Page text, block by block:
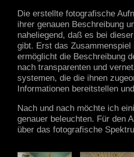
Die erstellte fotografische
ihrer genauen Beschreibung
naheliegend, daß es bei
gibt. Erst das
ermöglicht die Beschreibung
nach transparenten und
systemen, die die ihnen
Informationen bereitstellen
Nach und nach möchte ich
genauer beleuchten. Für den
über das fotografische